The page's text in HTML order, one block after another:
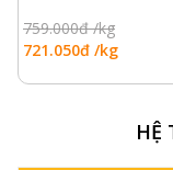
759.000đ /kg
721.050đ /kg
HỆ